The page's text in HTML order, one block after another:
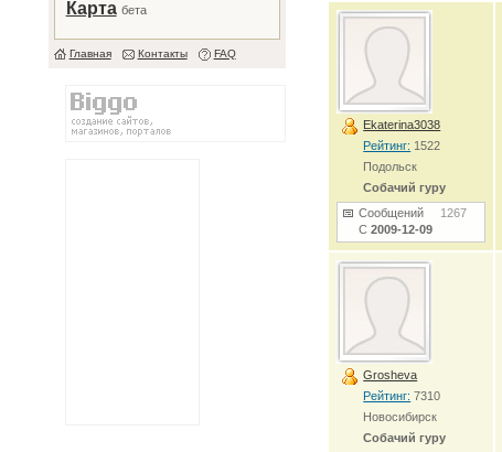
Карта бета
Главная Контакты FAQ
Ekaterina3038
Рейтинг: 1522
Подольск
Собачий гуру
Сообщений 1267
С2009-12-09
Grosheva
Рейтинг: 7310
Новосибирск
Собачий гуру